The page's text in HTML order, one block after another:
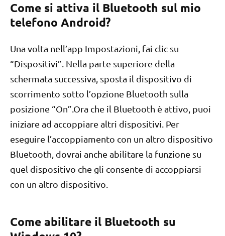
Come si attiva il Bluetooth sul mio
telefono Android?
Una volta nell’app Impostazioni, fai clic su
“Dispositivi”. Nella parte superiore della
schermata successiva, sposta il dispositivo di
scorrimento sotto l’opzione Bluetooth sulla
posizione “On”.Ora che il Bluetooth è attivo, puoi
iniziare ad accoppiare altri dispositivi. Per
eseguire l’accoppiamento con un altro dispositivo
Bluetooth, dovrai anche abilitare la funzione su
quel dispositivo che gli consente di accoppiarsi
con un altro dispositivo.
Come abilitare il Bluetooth su